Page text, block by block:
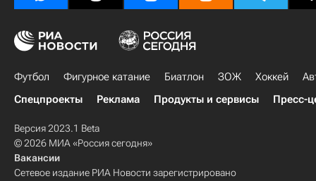
Футбол Фигурное катание Биатлон ЗОЖ Хоккей
Спецпроекты
Реклама Продукты и сервисы Пресс-
Версия 2023.1 Beta
© 2026 МИА «Россия сегодня»
Вакансии
Сетевое издание РИА Новости зарегистрировано